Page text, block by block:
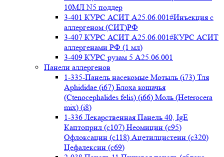
10МЛ N5 поддер
3-401 КУРС АСИТ А25.06.001#Инъекция с
аллергеном (СИТ)РФ
3-407 КУРС АСИТ А25.06.001#КУРС АСИТ
аллергенами РФ (1 мл)
3-409 КУРС рузам 5 А25.06.001
Панели аллергенов
1-335-Панель насекомые Мотыль (i73) Тля
Aphididae (i67) Блоха кошачья
(Ctenocephalides felis) (i66) Моль (Heterocera
mix) (i8)
1-336 Лекарственная Панель 40, IgE
Каптоприл (с107) Неомицин (c95)
Офлоксацин (с118) Ацетилцистеин (с320)
Цефалексин (с69)